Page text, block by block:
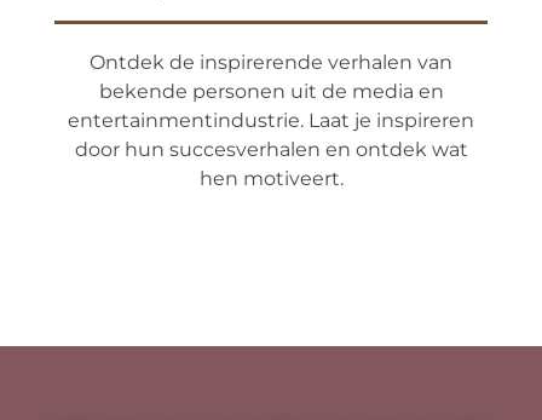
Ontdek de inspirerende verhalen van
bekende personen uit de media en
entertainmentindustrie. Laat je inspireren
door hun succesverhalen en ontdek wat
hen motiveert.